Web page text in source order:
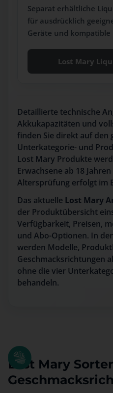
Separat erhältliche
für ausdrücklich
Geräte und kompatible
Lost Mary
Detaillierte technische
Akkukapazitäten und
finden Sie direkt auf den
Unterkategorie- und
Lost Mary Produkte
Erwachsene ab 18
Altersprüfung erfolgt im
Das aktuelle Lost Mary
der Produktübersicht
Verfügbarkeit, Preisen,
und Abo-Optionen. In
werden Modelle,
Geschmacksrichtungen
ohne die vier
behandeln.
Lost Mary